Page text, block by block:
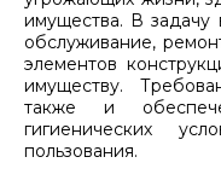
имущества. В задачу
обслуживание,
элементов
имуществу.
также и
гигиенических
пользования.